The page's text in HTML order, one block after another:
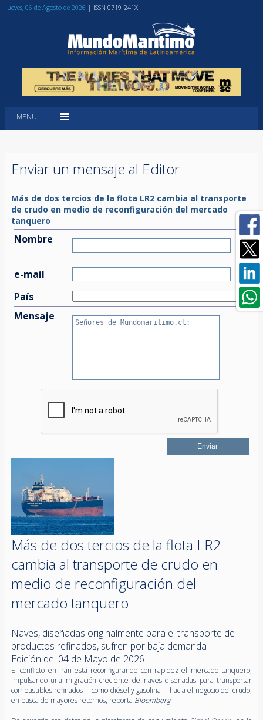
Jueves, 06 de Agosto de 2026 | ISSN 0719-241X
MENU
Enviar un mensaje al Editor
Más de dos tercios de la flota LR2 cambia al transporte
de crudo en medio de reconfiguración del mercado
tanquero
Nombre
e-mail
País
Mensaje
Más de dos tercios de la flota LR2
cambia al transporte de crudo en
medio de reconfiguración del
mercado tanquero
Naves, diseñadas originalmente para el transporte de
productos refinados, sufren por baja demanda
Edición del 04 de Mayo de 2026
El conflicto en Irán está reconfigurando con rapidez el mercado tanquero,
impulsando una migración creciente de naves diseñadas para transportar
combustibles refinados —como diésel y gasolina— hacia el negocio del crudo,
en busca de mayores retornos, reporta Bloomberg.